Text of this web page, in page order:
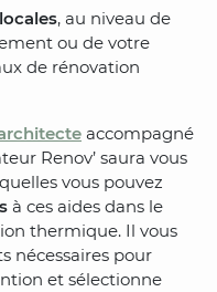
, au niveau de
ou de votre
de rénovation
accompagné
Renov’ saura vous
vous pouvez
à ces aides dans le
thermique. Il vous
nécessaires pour
et sélectionne